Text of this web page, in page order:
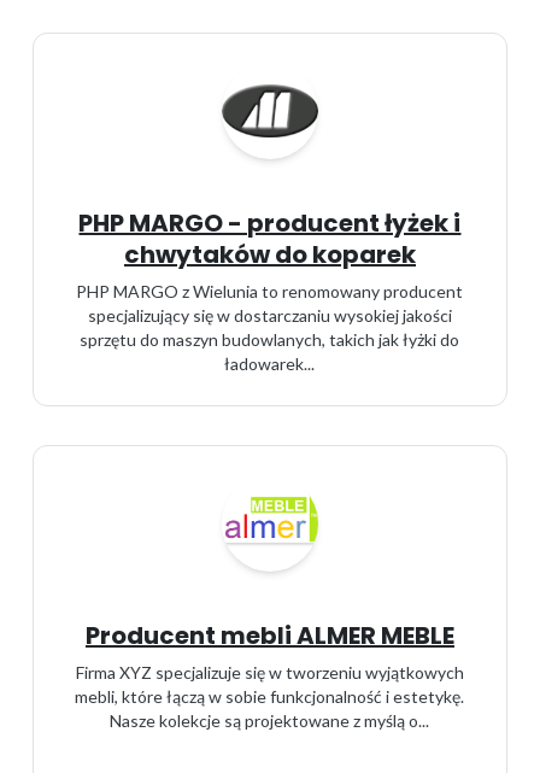
PHP MARGO - producent łyżek i
chwytaków do koparek
PHP MARGO z Wielunia to renomowany producent
specjalizujący się w dostarczaniu wysokiej jakości
sprzętu do maszyn budowlanych, takich jak łyżki do
ładowarek...
Producent mebli ALMER MEBLE
Firma XYZ specjalizuje się w tworzeniu wyjątkowych
mebli, które łączą w sobie funkcjonalność i estetykę.
Nasze kolekcje są projektowane z myślą o...